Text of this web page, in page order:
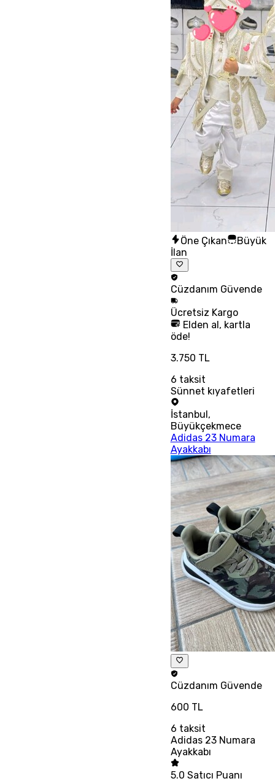
Öne Çıkan
Büyük
İlan
Cüzdanım Güvende
Ücretsiz Kargo
Elden al, kartla
öde!
3.750 TL
6 taksit
Sünnet kıyafetleri
İstanbul ,
Büyükçekmece
Adidas 23 Numara
Ayakkabı
Cüzdanım Güvende
600 TL
6 taksit
Adidas 23 Numara
Ayakkabı
5.0 Satıcı Puanı